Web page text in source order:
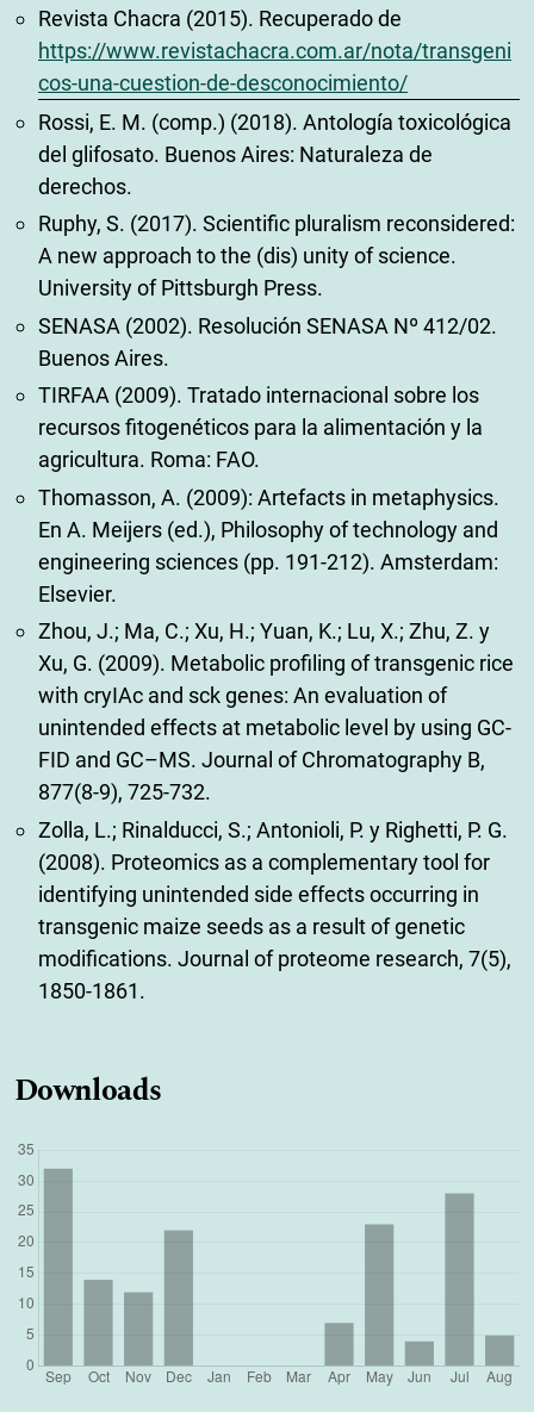
Revista Chacra (2015). Recuperado de
https://www.revistachacra.com.ar/nota/transgeni
cos-una-cuestion-de-desconocimiento/
Rossi, E. M. (comp.) (2018). Antología toxicológica
del glifosato. Buenos Aires: Naturaleza de
derechos.
Ruphy, S. (2017). Scientific pluralism reconsidered:
A new approach to the (dis) unity of science.
University of Pittsburgh Press.
SENASA (2002). Resolución SENASA Nº 412/02.
Buenos Aires.
TIRFAA (2009). Tratado internacional sobre los
recursos fitogenéticos para la alimentación y la
agricultura. Roma: FAO.
Thomasson, A. (2009): Artefacts in metaphysics.
En A. Meijers (ed.), Philosophy of technology and
engineering sciences (pp. 191-212). Amsterdam:
Elsevier.
Zhou, J.; Ma, C.; Xu, H.; Yuan, K.; Lu, X.; Zhu, Z. y
Xu, G. (2009). Metabolic profiling of transgenic rice
with cryIAc and sck genes: An evaluation of
unintended effects at metabolic level by using GC-
FID and GC–MS. Journal of Chromatography B,
877(8-9), 725-732.
Zolla, L.; Rinalducci, S.; Antonioli, P. y Righetti, P. G.
(2008). Proteomics as a complementary tool for
identifying unintended side effects occurring in
transgenic maize seeds as a result of genetic
modifications. Journal of proteome research, 7(5),
1850-1861.
Downloads